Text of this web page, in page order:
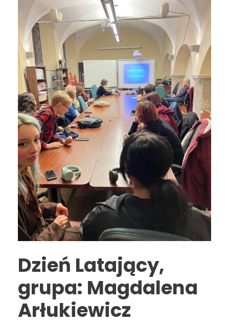
Dzień Latający,
grupa: Magdalena
Arłukiewicz